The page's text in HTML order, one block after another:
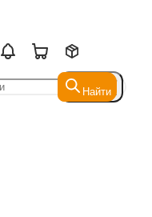
Найти
Найти